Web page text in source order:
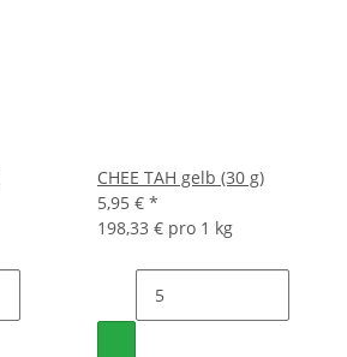
CHEE TAH gelb (30 g)
5,95 € *
198,33 € pro 1 kg